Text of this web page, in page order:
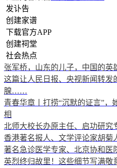
发讣告
创建家谱
下载官方APP
创建祠堂
社会热点
张军桥，山东的儿子，中国的英
这篇让人民日报、央视新闻转发
腺……
青春华章丨打捞“沉默的证言”，
相
北师大校长办原主任、启功研究
香港著名报人、文学评论家胡菊
著名急诊医学专家、北京协和医
英烈终归故里！这些细节写满敬